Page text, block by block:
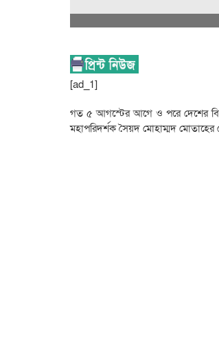
[ad_1]
গত ৫ আগস্টের আগে ও পরে দেশের
মহাপরিদর্শক সৈয়দ মোহাম্মদ মোতাহের